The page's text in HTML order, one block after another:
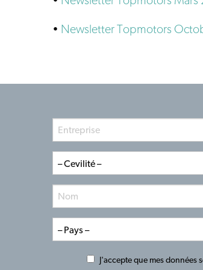
• Newsletter Topmotors
J'accepte que mes données